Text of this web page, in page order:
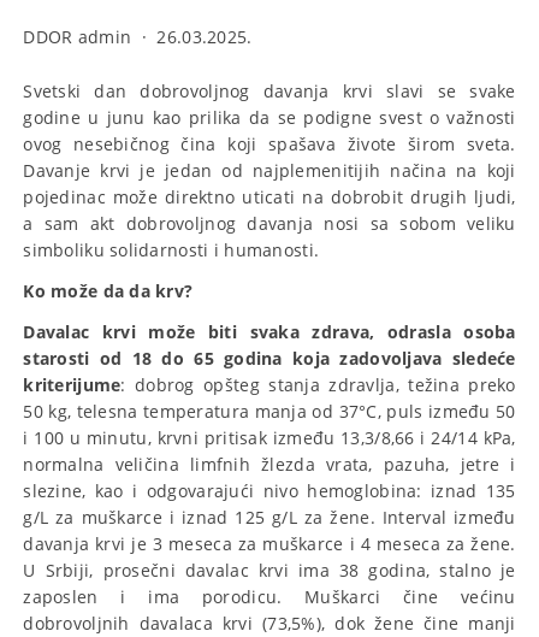
DDOR admin ·26.03.2025.
Svetski dan dobrovoljnog davanja krvi slavi se svake
godine u junu kao prilika da se podigne svest o važnosti
ovog nesebičnog čina koji spašava živote širom sveta.
Davanje krvi je jedan od najplemenitijih načina na koji
pojedinac može direktno uticati na dobrobit drugih ljudi,
a sam akt dobrovoljnog davanja nosi sa sobom veliku
simboliku solidarnosti i humanosti.
Ko može da da krv?
Davalac krvi može biti svaka zdrava, odrasla osoba
starosti od 18 do 65 godina koja zadovoljava sledeće
kriterijume: dobrog opšteg stanja zdravlja, težina preko
50 kg, telesna temperatura manja od 37°C, puls između 50
i 100 u minutu, krvni pritisak između 13,3/8,66 i 24/14 kPa,
normalna veličina limfnih žlezda vrata, pazuha, jetre i
slezine, kao i odgovarajući nivo hemoglobina: iznad 135
g/L za muškarce i iznad 125 g/L za žene. Interval između
davanja krvi je 3 meseca za muškarce i 4 meseca za žene.
U Srbiji, prosečni davalac krvi ima 38 godina, stalno je
zaposlen i ima porodicu. Muškarci čine većinu
dobrovoljnih davalaca krvi (73,5%), dok žene čine manji